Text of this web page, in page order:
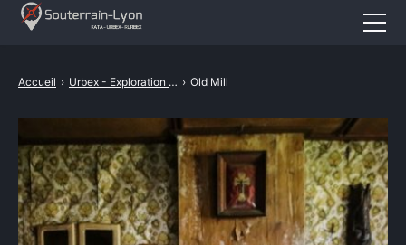
Accueil › Urbex - Exploration Urbaine › Old Mill
Urbex
Revival